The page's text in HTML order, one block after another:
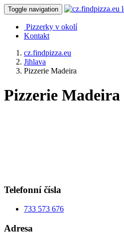
Toggle navigation
Pizzerky v okolí
Kontakt
cz.findpizza.eu
Jihlava
Pizzerie Madeira
Pizzerie Madeira
Telefonní čísla
733 573 676
Adresa